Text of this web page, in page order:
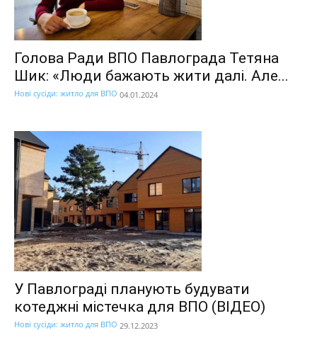
Голова Ради ВПО Павлограда Тетяна
Шик: «Люди бажають жити далі. Але...
Нові сусіди: житло для ВПО 04.01.2024
У Павлограді планують будувати
котеджні містечка для ВПО (ВІДЕО)
Нові сусіди: житло для ВПО 29.12.2023